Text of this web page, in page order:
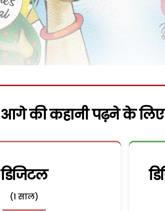
आगे की कहानी पढ़ने के लिए
डिजिटल
(1 साल)